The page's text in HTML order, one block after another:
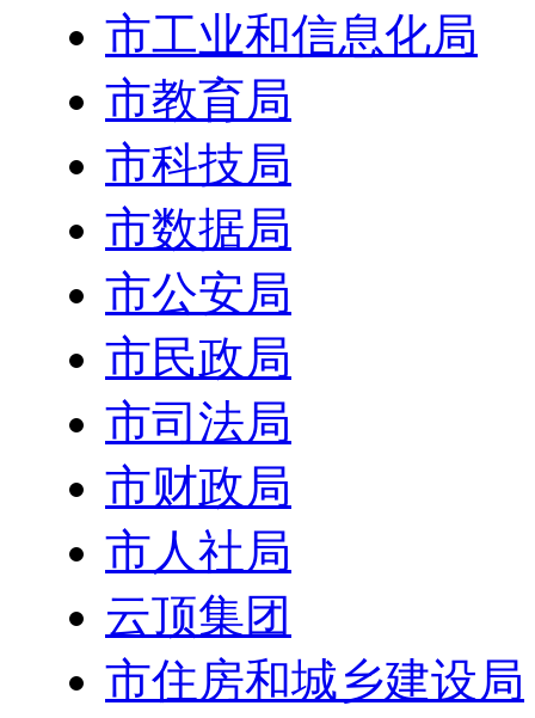
市工业和信息化局
市教育局
市科技局
市数据局
市公安局
市民政局
市司法局
市财政局
市人社局
云顶集团
市住房和城乡建设局